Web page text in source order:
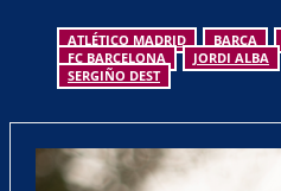
ATLÉTICO MADRID BARCA
FC BARCELONA
JORDI ALBA
SERGIÑO DEST